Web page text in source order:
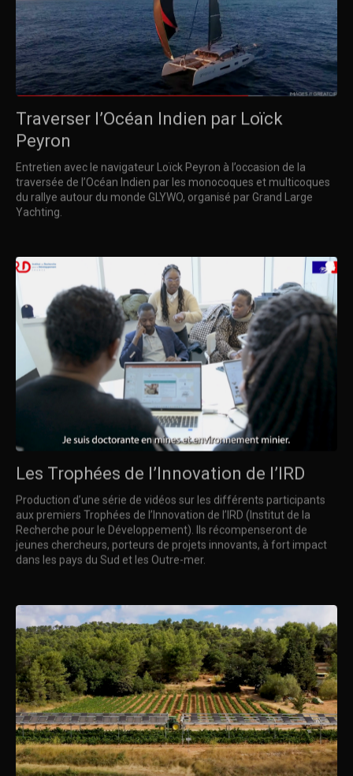
Traverser l’Océan Indien par Loïck
Peyron
Entretien avec le navigateur Loïck Peyron à l’occasion de la
traversée de l’Océan Indien par les monocoques et multicoques
du rallye autour du monde GLYWO, organisé par Grand Large
Yachting.
Les Trophées de l’Innovation de l’IRD
Production d’une série de vidéos sur les différents participants
aux premiers Trophées de l’Innovation de l’IRD (Institut de la
Recherche pour le Développement). Ils récompenseront de
jeunes chercheurs, porteurs de projets innovants, à fort impact
dans les pays du Sud et les Outre-mer.